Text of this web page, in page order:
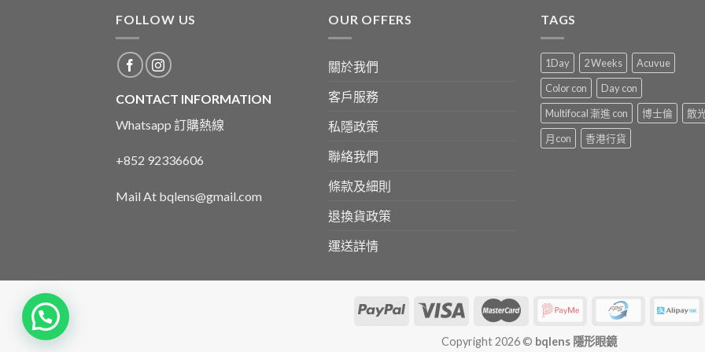
FOLLOW US
CONTACT INFORMATION
Whatsapp 訂購熱線
+852 92336606
Mail At bqlens@gmail.com
OUR OFFERS
關於我們
客戶服務
私隱政策
聯絡我們
條款及細則
退換貨政策
運送詳情
TAGS
1Day 2 Weeks
Acuvue
Color con
Day con
Multifocal 漸進 con
博士倫
散
月con
香港行貨
Copyright 2026 © bqlens 隱形眼鏡